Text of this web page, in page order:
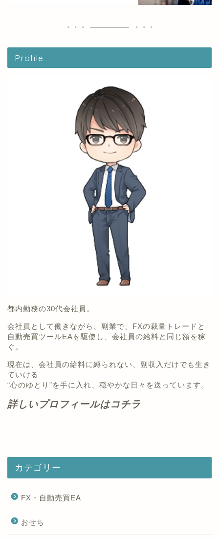
Profile
都内勤務の30代会社員。
会社員として働きながら、副業で、FXの裁量トレードと
自動売買ツールEAを駆使し、会社員の給料と同じ額を稼
ぐ。
現在は、会社員の給料に縛られない、副収入だけでも生き
ていける
“心のゆとり”を手に入れ、穏やかな日々を送っています。
詳しいプロフィールはコチラ
カテゴリー
FX・自動売買EA
おせち